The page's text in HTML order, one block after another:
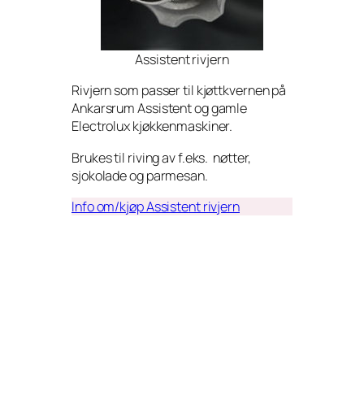
Assistent rivjern
Rivjern som passer til kjøttkvernen på
Ankarsrum Assistent og gamle
Electrolux kjøkkenmaskiner.
Brukes til riving av f.eks. nøtter,
sjokolade og parmesan.
Info om/kjøp Assistent rivjern